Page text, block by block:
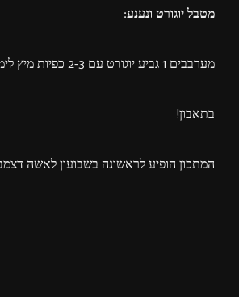
מטבל יוגורט ונענע:
מערבבים 1 גביע יוגורט עם 2-3 כפיות מיץ לימון, 1 שן שום כתושה, מלח, פלפל שחור גרוס וחופן של גבעולי עירית ונענע קצוצים.
בתאבון!
המתכון הופיע לראשונה בשבועון לאשה דצמבר